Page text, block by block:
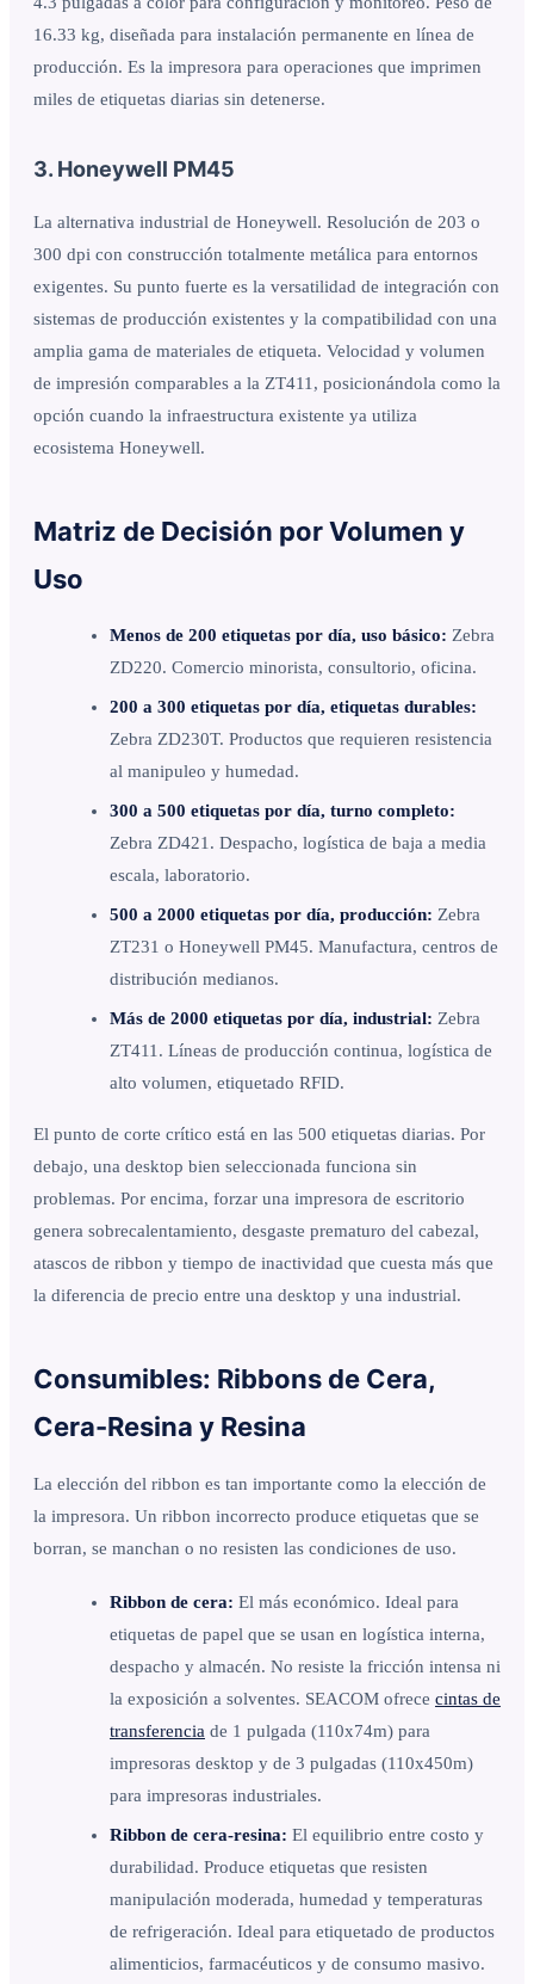
16.33 kg, diseñada para instalación permanente en línea de
producción. Es la impresora para operaciones que imprimen
miles de etiquetas diarias sin detenerse.
3. Honeywell PM45
La alternativa industrial de Honeywell. Resolución de 203 o
300 dpi con construcción totalmente metálica para entornos
exigentes. Su punto fuerte es la versatilidad de integración con
sistemas de producción existentes y la compatibilidad con una
amplia gama de materiales de etiqueta. Velocidad y volumen
de impresión comparables a la ZT411, posicionándola como la
opción cuando la infraestructura existente ya utiliza
ecosistema Honeywell.
Matriz de Decisión por Volumen y
Uso
Menos de 200 etiquetas por día, uso básico: Zebra
ZD220. Comercio minorista, consultorio, oficina.
200 a 300 etiquetas por día, etiquetas durables:
Zebra ZD230T. Productos que requieren resistencia
al manipuleo y humedad.
300 a 500 etiquetas por día, turno completo:
Zebra ZD421. Despacho, logística de baja a media
escala, laboratorio.
500 a 2000 etiquetas por día, producción: Zebra
ZT231 o Honeywell PM45. Manufactura, centros de
distribución medianos.
Más de 2000 etiquetas por día, industrial: Zebra
ZT411. Líneas de producción continua, logística de
alto volumen, etiquetado RFID.
El punto de corte crítico está en las 500 etiquetas diarias. Por
debajo, una desktop bien seleccionada funciona sin
problemas. Por encima, forzar una impresora de escritorio
genera sobrecalentamiento, desgaste prematuro del cabezal,
atascos de ribbon y tiempo de inactividad que cuesta más que
la diferencia de precio entre una desktop y una industrial.
Consumibles: Ribbons de Cera,
Cera-Resina y Resina
La elección del ribbon es tan importante como la elección de
la impresora. Un ribbon incorrecto produce etiquetas que se
borran, se manchan o no resisten las condiciones de uso.
Ribbon de cera: El más económico. Ideal para
etiquetas de papel que se usan en logística interna,
despacho y almacén. No resiste la fricción intensa ni
la exposición a solventes. SEACOM ofrece cintas de
transferencia de 1 pulgada (110x74m) para
impresoras desktop y de 3 pulgadas (110x450m)
para impresoras industriales.
Ribbon de cera-resina: El equilibrio entre costo y
durabilidad. Produce etiquetas que resisten
manipulación moderada, humedad y temperaturas
de refrigeración. Ideal para etiquetado de productos
alimenticios, farmacéuticos y de consumo masivo.